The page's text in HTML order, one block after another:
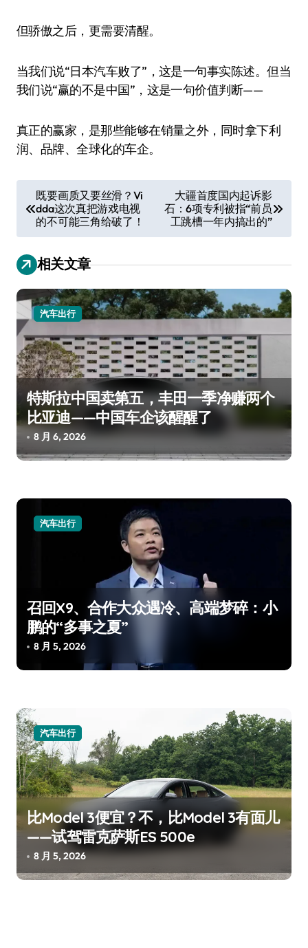
但骄傲之后，更需要清醒。
当我们说“日本汽车败了”，这是一句事实陈述。但当
我们说“赢的不是中国”，这是一句价值判断——
真正的赢家，是那些能够在销量之外，同时拿下利
润、品牌、全球化的车企。
章
导
航
既要画质又要丝滑？Vi
dda这次真把游戏电视
的不可能三角给破了！
大疆首度国内起诉影
石：6项专利被指“前员
工跳槽一年内搞出的”
相关文章
汽车出行
特斯拉中国卖第五，丰田一季净赚两个
比亚迪——中国车企该醒醒了
8 月 6, 2026
汽车出行
召回X9、合作大众遇冷、高端梦碎：小
鹏的“多事之夏”
8 月 5, 2026
汽车出行
比Model 3便宜？不，比Model 3有面儿
——试驾雷克萨斯ES 500e
8 月 5, 2026